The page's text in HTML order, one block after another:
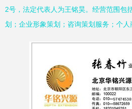
2号，法定代表人为王铭昊。经营范围包
划；企业形象策划；咨询策划服务；个人